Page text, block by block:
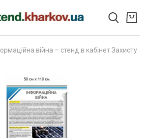
війна – стенд в кабінет Захисту